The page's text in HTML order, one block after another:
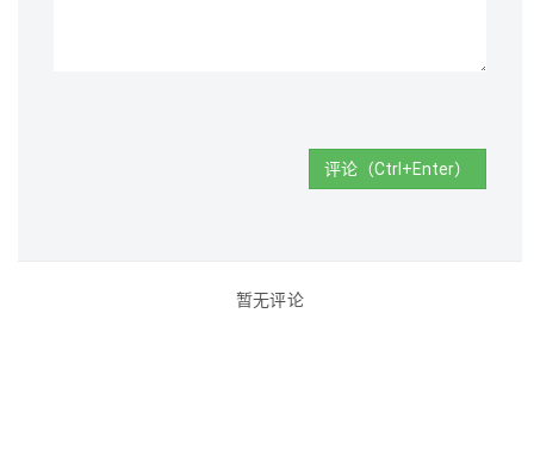
评论（Ctrl+Enter）
暂无评论